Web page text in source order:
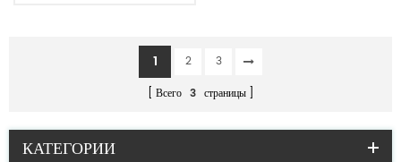
1
2
3
Всего 3 страницы
КАТЕГОРИИ